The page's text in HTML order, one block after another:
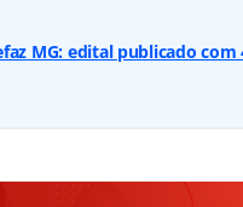
MG: edital publicado com